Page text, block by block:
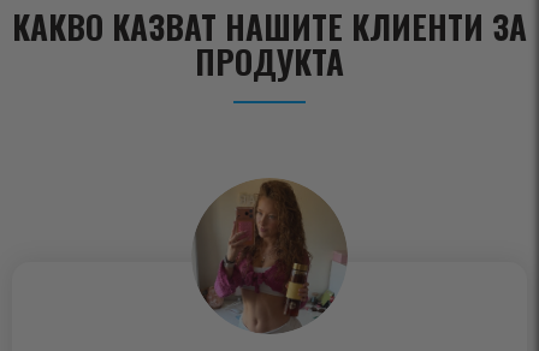
КАКВО КАЗВАТ НАШИТЕ КЛИЕНТИ ЗА
ПРОДУКТА